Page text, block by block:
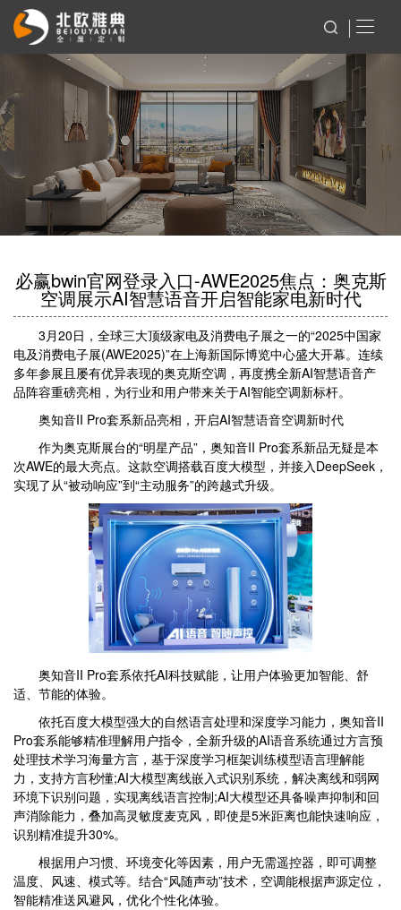
必赢bwin官网登录入口-AWE2025焦点：奥克斯
空调展示AI智慧语音开启智能家电新时代
3月20日，全球三大顶级家电及消费电子展之一的“2025中国家
电及消费电子展(AWE2025)”在上海新国际博览中心盛大开幕。连续
多年参展且屡有优异表现的奥克斯空调，再度携全新AI智慧语音产
品阵容重磅亮相，为行业和用户带来关于AI智能空调新标杆。
奥知音II Pro套系新品亮相，开启AI智慧语音空调新时代
作为奥克斯展台的“明星产品”，奥知音II Pro套系新品无疑是本
次AWE的最大亮点。这款空调搭载百度大模型，并接入DeepSeek，
实现了从“被动响应”到“主动服务”的跨越式升级。
奥知音II Pro套系依托AI科技赋能，让用户体验更加智能、舒
适、节能的体验。
依托百度大模型强大的自然语言处理和深度学习能力，奥知音II
Pro套系能够精准理解用户指令，全新升级的AI语音系统通过方言预
处理技术学习海量方言，基于深度学习框架训练模型语言理解能
力，支持方言秒懂;AI大模型离线嵌入式识别系统，解决离线和弱网
环境下识别问题，实现离线语言控制;AI大模型还具备噪声抑制和回
声消除能力，叠加高灵敏度麦克风，即使是5米距离也能快速响应，
识别精准提升30%。
根据用户习惯、环境变化等因素，用户无需遥控器，即可调整
温度、风速、模式等。结合“风随声动”技术，空调能根据声源定位，
智能精准送风避风，优化个性化体验。